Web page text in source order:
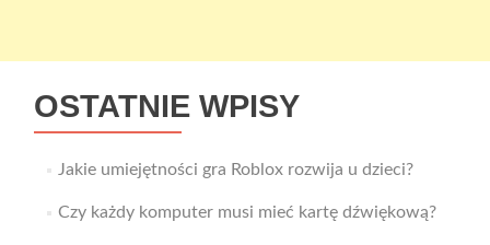
OSTATNIE WPISY
Jakie umiejętności gra Roblox rozwija u dzieci?
Czy każdy komputer musi mieć kartę dźwiękową?